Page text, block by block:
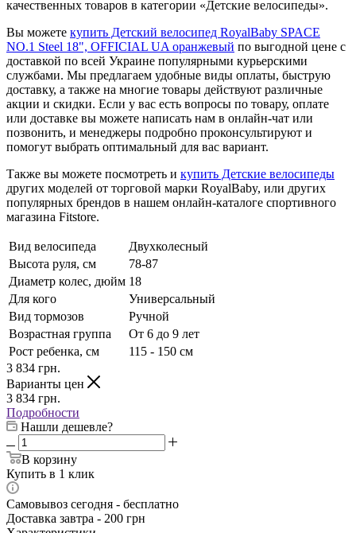
качественных товаров в категории «Детские велосипеды».
Вы можете купить Детский велосипед RoyalBaby SPACE
NO.1 Steel 18", OFFICIAL UA оранжевый по выгодной цене с
доставкой по всей Украине популярными курьерскими
службами. Мы предлагаем удобные виды оплаты, быструю
доставку, а также на многие товары действуют различные
акции и скидки. Если у вас есть вопросы по товару, оплате
или доставке вы можете написать нам в онлайн-чат или
позвонить, и менеджеры подробно проконсультируют и
помогут выбрать оптимальный для вас вариант.
Также вы можете посмотреть и купить Детские велосипеды
других моделей от торговой марки RoyalBaby, или других
популярных брендов в нашем онлайн-каталоге спортивного
магазина Fitstore.
Вид велосипеда
Двухколесный
Высота руля, см
78-87
Диаметр колес, дюйм 18
Для кого
Универсальный
Вид тормозов
Ручной
Возрастная группа
От 6 до 9 лет
Рост ребенка, см
115 - 150 см
3 834 грн.
Варианты цен
3 834 грн.
Подробности
Нашли дешевле?
В корзину
Купить в 1 клик
Самовывоз сегодня - бесплатно
Доставка завтра - 200 грн